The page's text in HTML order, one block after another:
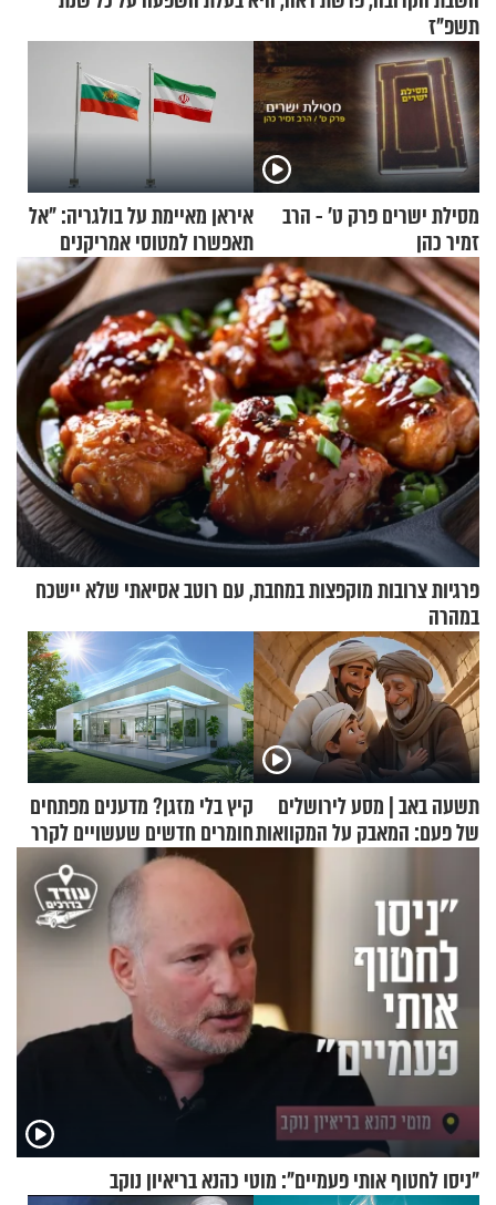
תשפ"ז
מסילת ישרים פרק ט’ - הרב
זמיר כהן
איראן מאיימת על בולגריה: "אל
תאפשרו למטוסי אמריקנים
להמריא מהשטח שלכם"
פרגיות צרובות מוקפצות במחבת, עם רוטב אסיאתי שלא יישכח
במהרה
תשעה באב | מסע לירושלים
של פעם: המאבק על המקוואות
קיץ בלי מזגן? מדענים מפתחים
חומרים חדשים שעשויים לקרר
"ניסו לחטוף אותי פעמיים": מוטי כהנא בריאיון נוקב